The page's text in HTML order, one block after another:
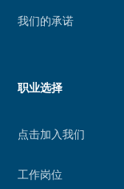
我们的承诺
职业选择
点击加入我们
工作岗位